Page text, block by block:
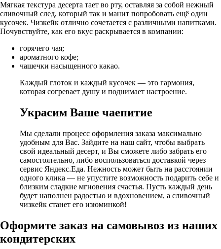
Мягкая текстура десерта тает во рту, оставляя за собой нежный
сливочный след, который так и манит попробовать ещё один
кусочек. Чизкейк отлично сочетается с различными напитками.
Почувствуйте, как его вкус раскрывается в компании:
горячего чая;
ароматного кофе;
чашечки насыщенного какао.
Каждый глоток и каждый кусочек — это гармония,
которая согревает душу и поднимает настроение.
Украсим Ваше чаепитие
Мы сделали процесс оформления заказа максимально
удобным для Вас. Зайдите на наш сайт, чтобы выбрать
свой идеальный десерт, и Вы сможете либо забрать его
самостоятельно, либо воспользоваться доставкой через
сервис Яндекс.Еда. Нежность может быть на расстоянии
одного клика — не упустите возможность подарить себе и
близким сладкие мгновения счастья. Пусть каждый день
будет наполнен радостью и вдохновением, а сливочный
чизкейк станет его изюминкой!
Оформите заказ на самовывоз из наших
кондитерских